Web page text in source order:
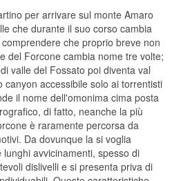
per arrivare sul monte Amaro
che durante il suo corso cambia
che proprio breve non
del Forcone cambia nome tre volte;
valle del Fossato poi diventa val
accessibile solo ai torrentisti
il nome dell'omonima cima posta
di fatto, neanche la più
è raramente percorsa da
Da dovunque la si voglia
avvicinamenti, spesso di
dislivelli e si presenta priva di